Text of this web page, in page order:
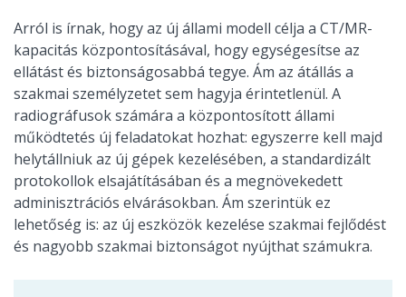
Arról is írnak, hogy az új állami modell célja a CT/MR-
kapacitás központosításával, hogy egységesítse az
ellátást és biztonságosabbá tegye. Ám az átállás a
szakmai személyzetet sem hagyja érintetlenül. A
radiográfusok számára a központosított állami
működtetés új feladatokat hozhat: egyszerre kell majd
helytállniuk az új gépek kezelésében, a standardizált
protokollok elsajátításában és a megnövekedett
adminisztrációs elvárásokban. Ám szerintük ez
lehetőség is: az új eszközök kezelése szakmai fejlődést
és nagyobb szakmai biztonságot nyújthat számukra.